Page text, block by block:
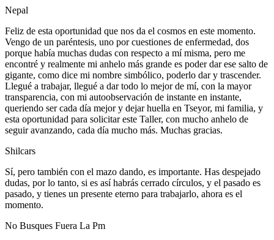
Nepal
Feliz de esta oportunidad que nos da el cosmos en este momento.
Vengo de un paréntesis, uno por cuestiones de enfermedad, dos
porque había muchas dudas con respecto a mí misma, pero me
encontré y realmente mi anhelo más grande es poder dar ese salto de
gigante, como dice mi nombre simbólico, poderlo dar y trascender.
Llegué a trabajar, llegué a dar todo lo mejor de mí, con la mayor
transparencia, con mi autoobservación de instante en instante,
queriendo ser cada día mejor y dejar huella en Tseyor, mi familia, y
esta oportunidad para solicitar este Taller, con mucho anhelo de
seguir avanzando, cada día mucho más. Muchas gracias.
Shilcars
Sí, pero también con el mazo dando, es importante. Has despejado
dudas, por lo tanto, si es así habrás cerrado círculos, y el pasado es
pasado, y tienes un presente eterno para trabajarlo, ahora es el
momento.
No Busques Fuera La Pm